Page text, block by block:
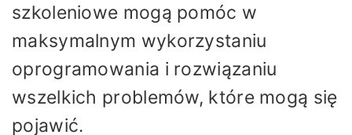
szkoleniowe mogą pomóc w
maksymalnym wykorzystaniu
oprogramowania i rozwiązaniu
wszelkich problemów, które mogą się
pojawić.